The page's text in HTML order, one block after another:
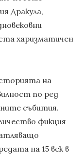
Дракула,
харизматичен
на
по ред
събития.
фикция
на 15 век в